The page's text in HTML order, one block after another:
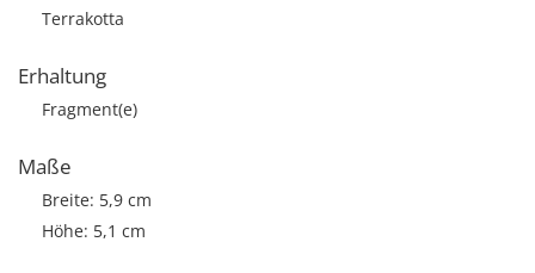
Terrakotta
Erhaltung
Fragment(e)
Maße
Breite: 5,9 cm
Höhe: 5,1 cm